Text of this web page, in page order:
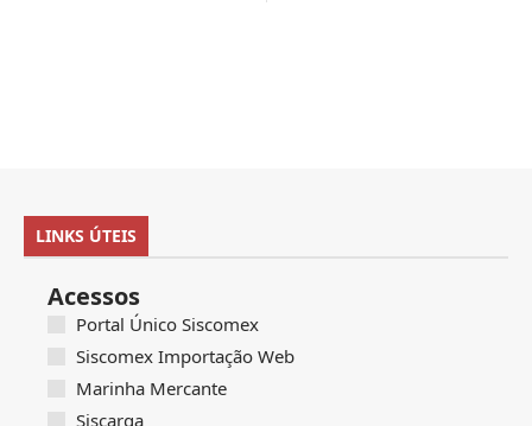
LINKS ÚTEIS
Acessos
Portal Único Siscomex
Siscomex Importação Web
Marinha Mercante
Siscarga